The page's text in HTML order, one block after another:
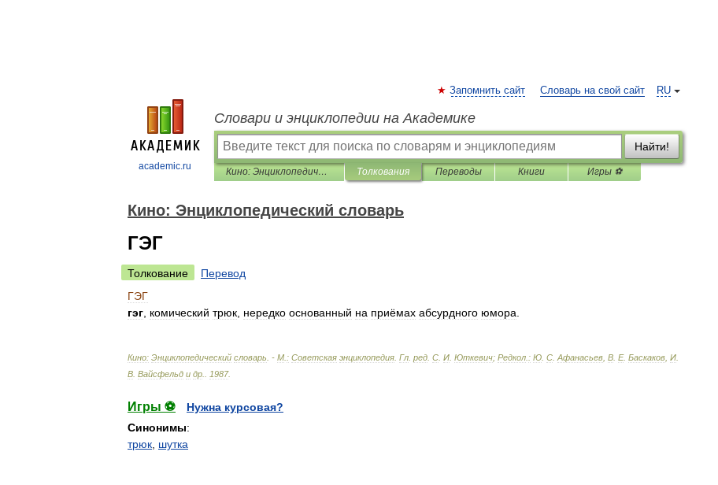
academic.ru
RU
Запомнить сайт Словарь на свой сайт
Словари и энциклопедии на Академике
Найти!
Кино: Энциклопедический словарь Толкования Переводы Книги Игры ⚽
Кино: Энциклопедический словарь
ГЭГ
Толкование
Перевод
ГЭГ
гэг комический трюк нередко основанный на приёмах абсурдного юмора
Кино: Энциклопедический словарь . - М : Советская энциклопедия Гл ред С И Юткевич; Редкол : Ю С Афанасьев В Е. Баскаков И
В Вайсфельд и др 1987.
Игры ⚽
Нужна курсовая?
Синонимы:
трюк шутка